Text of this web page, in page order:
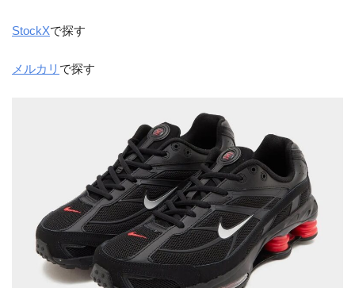
StockXで探す
メルカリ で探す